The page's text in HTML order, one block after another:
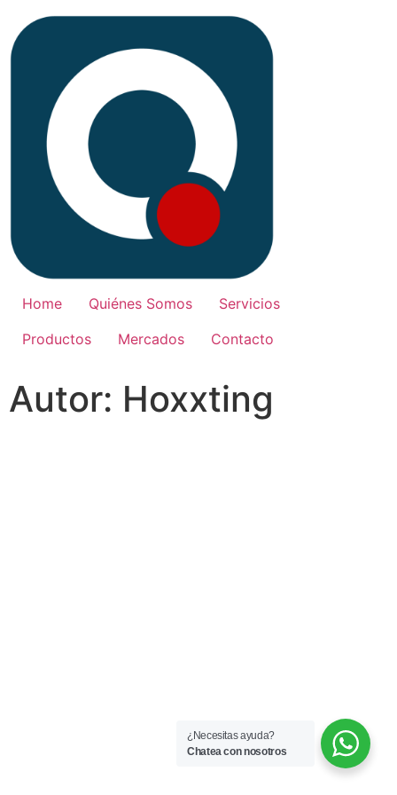
Home Quiénes Somos
Servicios
Productos
Mercados Contacto
Autor: Hoxxting
¿Necesitas ayuda?
Chatea con nosotros